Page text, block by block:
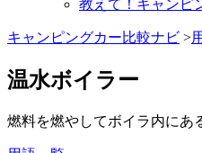
教えて！キャンピ
キャンピングカー比較ナビ >
温水ボイラー
燃料を燃やしてボイラ内にあ